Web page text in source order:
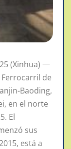
(Xinhua) —
Ferrocarril de
Baoding,
en el norte
El
sus
está a